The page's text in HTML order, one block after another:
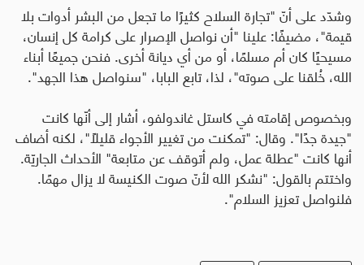
وشدّد على أنّ "تجارة السلاح كثيرًا ما تجعل من البشر أدوات بلا
قيمة"، مضيفًا: علينا "أن نواصل الإصرار على كرامة كل إنسان،
مسيحيًا كان أم مسلمًا، أو من أي ديانة أخرى. فنحن جميعًا أبناء
الله، خُلقنا على صوته"، لذا، تابع البابا، "سنواصل هذا الجهد".
وبخصوص إقامته في كاستل غاندولفو، أشار إلى أنّها كانت
"جيدة جدًا". وقال: "تمكنت من تغيير الأجواء قليلاً"، لكنه أضاف
أنها كانت "عطلة عمل، ولم أتوقف عن متابعة" الأحداث الجاريّة.
واختتم بالقول: "نشكر الله لأنّ صوت الكنيسة لا يزال مهمًا.
فلنواصل تعزيز السلام".